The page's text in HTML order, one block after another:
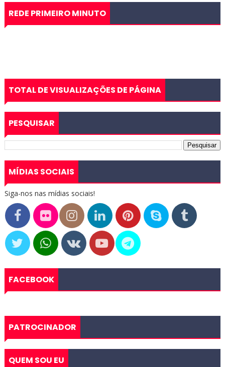
REDE PRIMEIRO MINUTO
TOTAL DE VISUALIZAÇÕES DE PÁGINA
PESQUISAR
MÍDIAS SOCIAIS
Siga-nos nas mídias sociais!
FACEBOOK
PATROCINADOR
QUEM SOU EU